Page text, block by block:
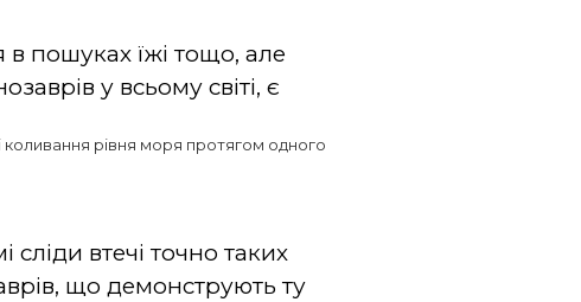
пошуках їжі тощо, але
у всьому світі, є
коливання рівня моря протягом одного
сліди втечі точно таких
що демонструють ту